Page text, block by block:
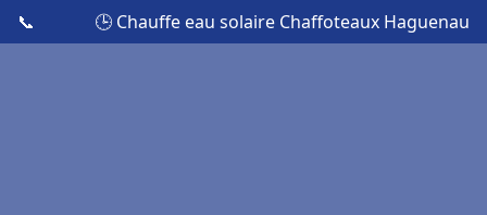
📞 🕒 Chauffe eau solaire Chaffoteaux Haguenau